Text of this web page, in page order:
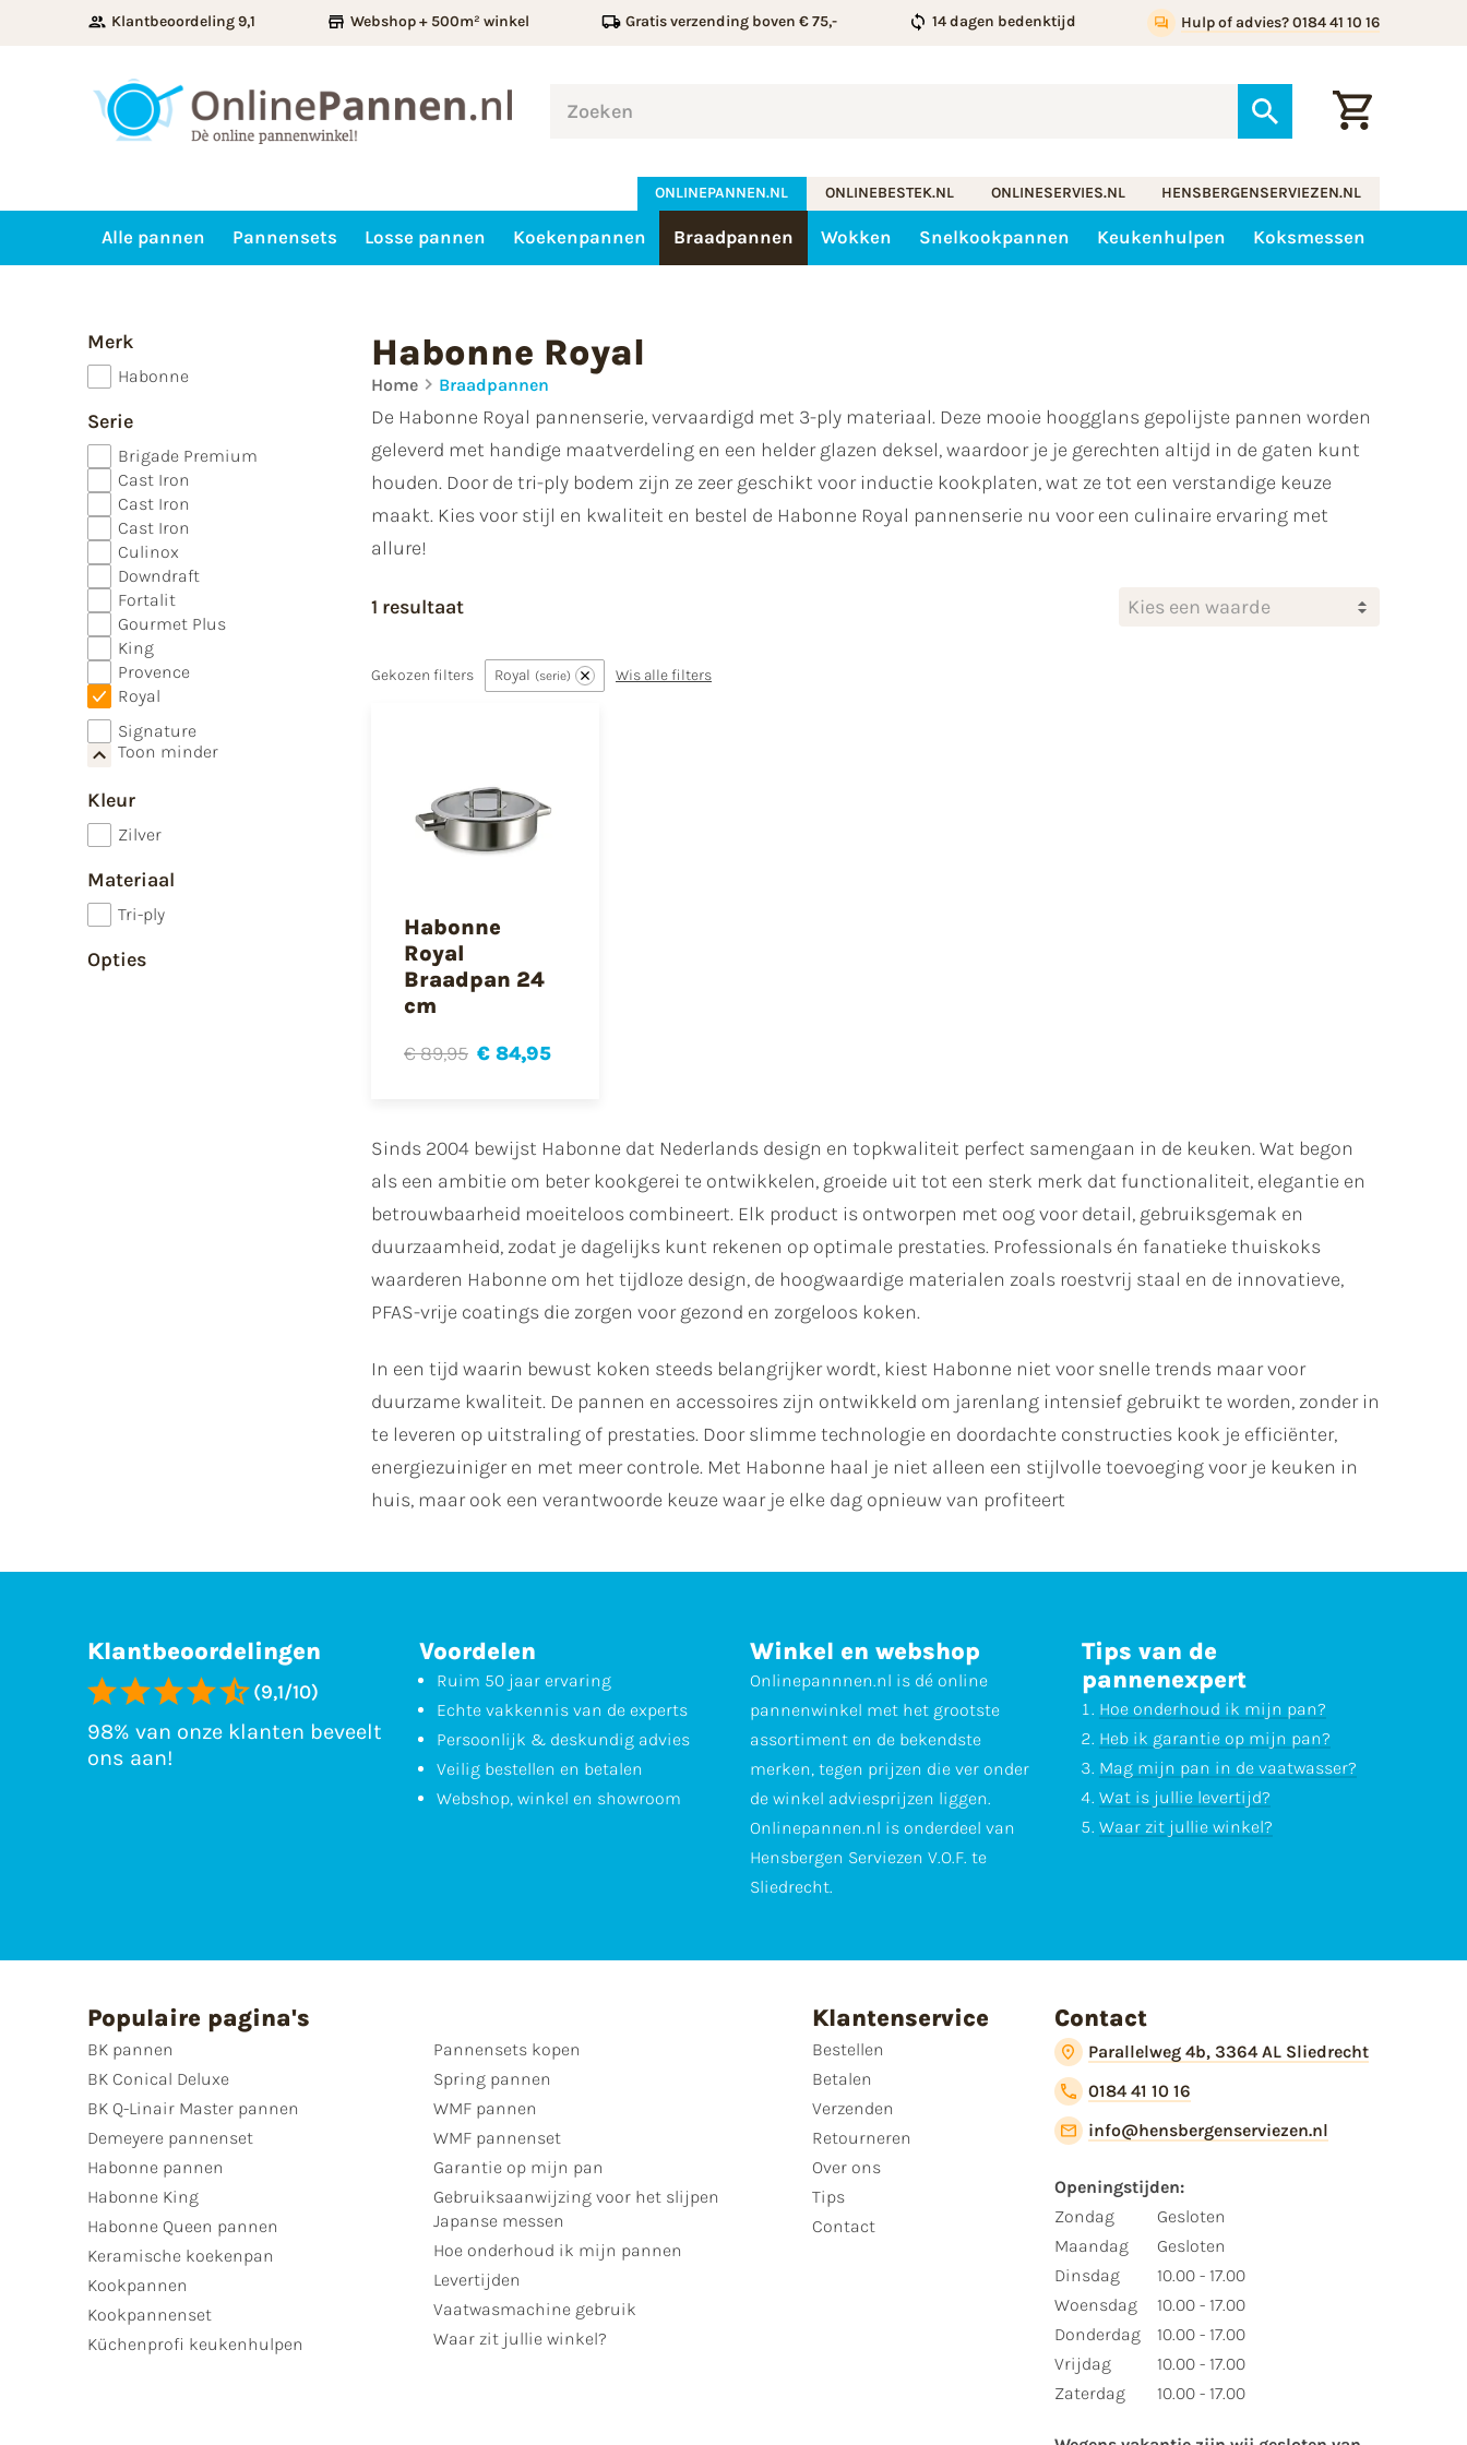
Klantbeoordeling 9,1 Webshop + 500m² winkel Gratis verzending boven € 75,- 14 dagen bedenktijd Hulp of advies? 0184 41 10 16
ONLINEPANNEN.NL ONLINEBESTEK.NL ONLINESERVIES.NL HENSBERGENSERVIEZEN.NL
Alle pannen Pannensets Losse pannen Koekenpannen Braadpannen Wokken Snelkookpannen Keukenhulpen Koksmessen
Merk
Habonne
Serie
Brigade Premium
Cast Iron
Cast Iron
Cast Iron
Culinox
Downdraft
Fortalit
Gourmet Plus
King
Provence
Royal
Signature
Toon minder
Kleur
Zilver
Materiaal
Tri-ply
Opties
Habonne Royal
Home Braadpannen
De Habonne Royal pannenserie, vervaardigd met 3-ply materiaal. Deze mooie hoogglans gepolijste pannen worden
geleverd met handige maatverdeling en een helder glazen deksel, waardoor je je gerechten altijd in de gaten kunt
houden. Door de tri-ply bodem zijn ze zeer geschikt voor inductie kookplaten, wat ze tot een verstandige keuze
maakt. Kies voor stijl en kwaliteit en bestel de Habonne Royal pannenserie nu voor een culinaire ervaring met
allure!
1 resultaat Kies een waarde
Gekozen filters Royal serie Wis alle filters
Habonne
Royal
Braadpan 24
cm
€ 89,95 € 84,95
Sinds 2004 bewijst Habonne dat Nederlands design en topkwaliteit perfect samengaan in de keuken. Wat begon
als een ambitie om beter kookgerei te ontwikkelen, groeide uit tot een sterk merk dat functionaliteit, elegantie en
betrouwbaarheid moeiteloos combineert. Elk product is ontworpen met oog voor detail, gebruiksgemak en
duurzaamheid, zodat je dagelijks kunt rekenen op optimale prestaties. Professionals én fanatieke thuiskoks
waarderen Habonne om het tijdloze design, de hoogwaardige materialen zoals roestvrij staal en de innovatieve,
PFAS-vrije coatings die zorgen voor gezond en zorgeloos koken.
In een tijd waarin bewust koken steeds belangrijker wordt, kiest Habonne niet voor snelle trends maar voor
duurzame kwaliteit. De pannen en accessoires zijn ontwikkeld om jarenlang intensief gebruikt te worden, zonder in
te leveren op uitstraling of prestaties. Door slimme technologie en doordachte constructies kook je efficiënter,
energiezuiniger en met meer controle. Met Habonne haal je niet alleen een stijlvolle toevoeging voor je keuken in
huis, maar ook een verantwoorde keuze waar je elke dag opnieuw van profiteert
Klantbeoordelingen
(9,1/10)
98% van onze klanten beveelt
ons aan!
Voordelen
Ruim 50 jaar ervaring
Echte vakkennis van de experts
Persoonlijk & deskundig advies
Veilig bestellen en betalen
Webshop, winkel en showroom
Winkel en webshop
Onlinepannnen.nl is dé online
pannenwinkel met het grootste
assortiment en de bekendste
merken, tegen prijzen die ver onder
de winkel adviesprijzen liggen.
Onlinepannen.nl is onderdeel van
Hensbergen Serviezen V.O.F. te
Sliedrecht.
Tips van de
pannenexpert
Hoe onderhoud ik mijn pan?
Heb ik garantie op mijn pan?
Mag mijn pan in de vaatwasser?
Wat is jullie levertijd?
Waar zit jullie winkel?
Populaire pagina's
BK pannen
BK Conical Deluxe
BK Q-Linair Master pannen
Demeyere pannenset
Habonne pannen
Habonne King
Habonne Queen pannen
Keramische koekenpan
Kookpannen
Kookpannenset
Küchenprofi keukenhulpen
Pannensets kopen
Spring pannen
WMF pannen
WMF pannenset
Garantie op mijn pan
Gebruiksaanwijzing voor het slijpen
Japanse messen
Hoe onderhoud ik mijn pannen
Levertijden
Vaatwasmachine gebruik
Waar zit jullie winkel?
Klantenservice
Bestellen
Betalen
Verzenden
Retourneren
Over ons
Tips
Contact
Contact
Parallelweg 4b, 3364 AL Sliedrecht
0184 41 10 16
info@hensbergenserviezen.nl
Openingstijden:​
​Zondag
Maandag
Dinsdag
Woensdag
Donderdag
Vrijdag
Zaterdag
Gesloten
Gesloten
10.00 - 17.00
10.00 - 17.00
10.00 - 17.00
10.00 - 17.00
10.00 - 17.00